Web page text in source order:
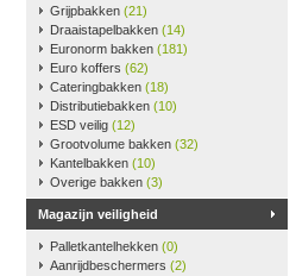
Grijpbakken (21)
Draaistapelbakken (14)
Euronorm bakken (181)
Euro koffers (62)
Cateringbakken (18)
Distributiebakken (10)
ESD veilig (12)
Grootvolume bakken (32)
Kantelbakken (10)
Overige bakken (3)
Magazijn veiligheid
Palletkantelhekken (0)
Aanrijdbeschermers (2)